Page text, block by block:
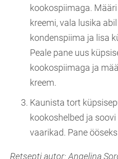
kookospiimaga.
kreemi, vala lusika
kondenspiima ja lisa
Peale pane uus
kookospiimaga ja
kreem.
Kaunista tort
kookoshelbed ja
vaarikad. Pane
Retsepti autor: Angelina